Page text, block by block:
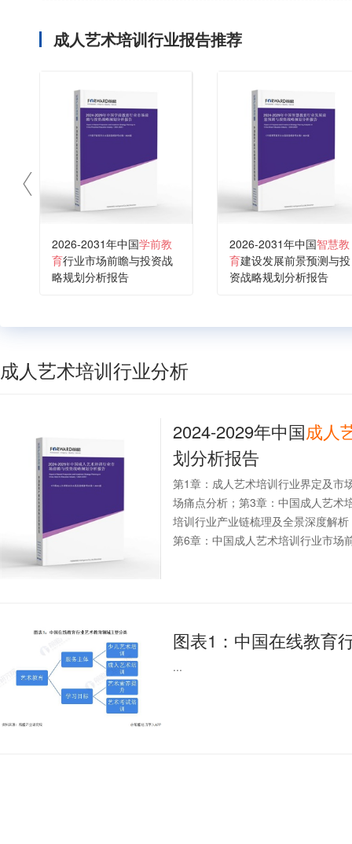
成人艺术培训行业报告推荐
2026-2031年中国学前教
育行业市场前瞻与投资战
略规划分析报告
2026-2031年中国智慧教
育建设发展前景预测与投
资战略规划分析报告
成人艺术培训行业分析
2024-2029年中国成人
划分析报告
第1章：成人艺术培训行业界定及市
场痛点分析；第3章：中国成人艺术
培训行业产业链梳理及全景深度解
第6章：中国成人艺术培训行业市场
图表1：中国在线教育
...